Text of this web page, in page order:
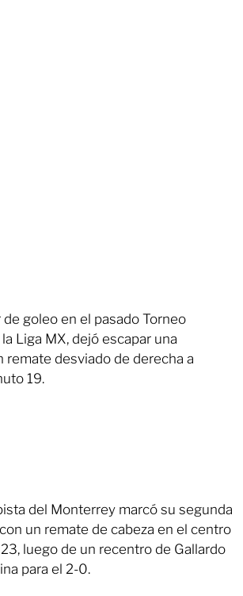
goleo en el pasado Torneo
Liga MX, dejó escapar una
remate desviado de derecha a
19.
del Monterrey marcó su segunda
un remate de cabeza en el centro
luego de un recentro de Gallardo
para el 2-0.